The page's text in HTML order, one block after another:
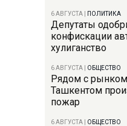
6 АВГУСТА ПОЛИТИКА
Депутаты
конфискации
хулиганство
6 АВГУСТА ОБЩЕСТВО
Рядом с рынком
Ташкентом
пожар
6 АВГУСТА ОБЩЕСТВО